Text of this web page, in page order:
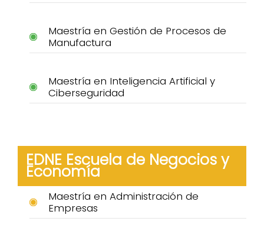
Maestría en Gestión de Procesos de
Manufactura
Maestría en Inteligencia Artificial y
Ciberseguridad
EDNE Escuela de Negocios y
Economía
Maestría en Administración de
Empresas